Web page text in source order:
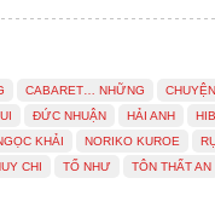
CABARET… NHỮNG
ĐỨC NHUẬN HẢI ANH
KHẢI NORIKO KUROE
CHI TỐ NHƯ
TÔN THẤT AN